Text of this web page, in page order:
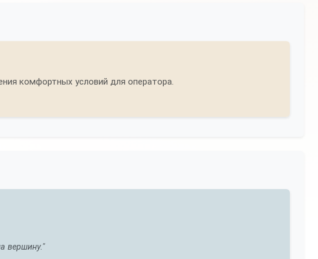
комфортных условий для оператора.
вершину."